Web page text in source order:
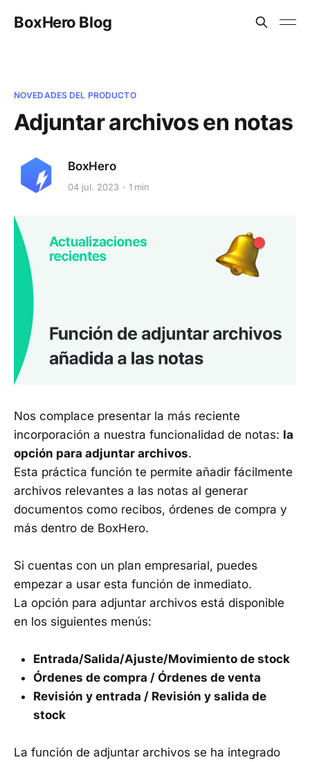
BoxHero Blog
NOVEDADES DEL PRODUCTO
Adjuntar archivos en notas
BoxHero
04 jul. 2023 1 min
Nos complace presentar la más reciente
incorporación a nuestra funcionalidad de notas: la
opción para adjuntar archivos.
Esta práctica función te permite añadir fácilmente
archivos relevantes a las notas al generar
documentos como recibos, órdenes de compra y
más dentro de BoxHero.
Si cuentas con un plan empresarial, puedes
empezar a usar esta función de inmediato.
La opción para adjuntar archivos está disponible
en los siguientes menús:
Entrada/Salida/Ajuste/Movimiento de stock
Órdenes de compra / Órdenes de venta
Revisión y entrada / Revisión y salida de
stock
La función de adjuntar archivos se ha integrado